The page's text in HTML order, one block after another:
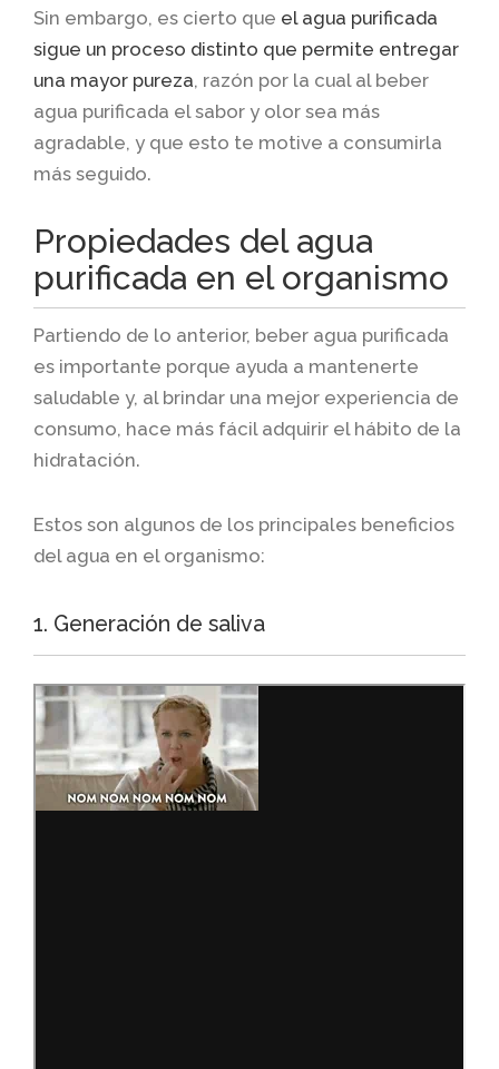
Sin embargo, es cierto que el agua purificada
sigue un proceso distinto que permite entregar
una mayor pureza, razón por la cual al beber
agua purificada el sabor y olor sea más
agradable, y que esto te motive a consumirla
más seguido.
Propiedades del agua
purificada en el organismo
Partiendo de lo anterior, beber agua purificada
es importante porque ayuda a mantenerte
saludable y, al brindar una mejor experiencia de
consumo, hace más fácil adquirir el hábito de la
hidratación.
Estos son algunos de los principales beneficios
del agua en el organismo:
1. Generación de saliva